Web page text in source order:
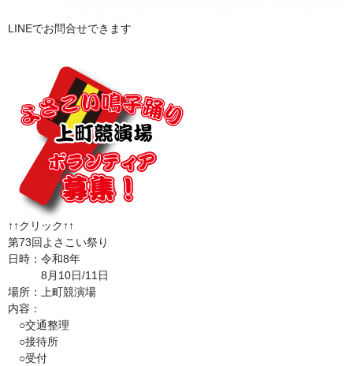
LINEでお問合せできます
↑↑クリック↑↑
第73回よさこい祭り
日時：令和8年
8月10日/11日
場所：上町競演場
内容：
○交通整理
○接待所
○受付